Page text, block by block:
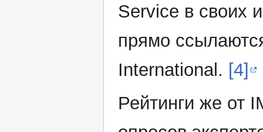
Service в своих
прямо
International. [4]
Рейтинги же от